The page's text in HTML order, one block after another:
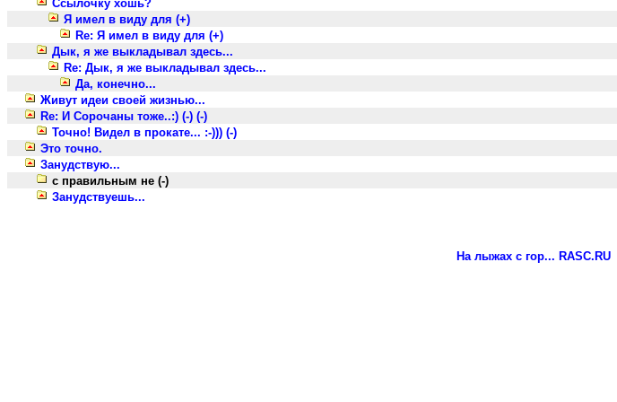
Ссылочку хошь?
Я имел в виду для (+)
Re: Я имел в виду для (+)
Дык, я же выкладывал здесь...
Re: Дык, я же выкладывал здесь...
Да, конечно...
Живут идеи своей жизнью...
Re: И Сорочаны тоже..:) (-) (-)
Точно! Видел в прокате... :-))) (-)
Это точно.
Занудствую...
с правильным не (-)
Занудствуешь...
На лыжах с гор... RASC.RU